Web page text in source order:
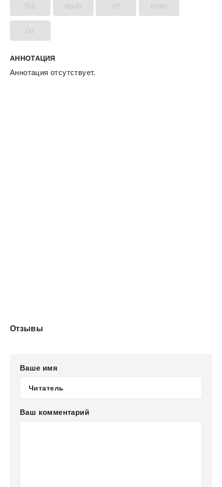
fb2 epub rtf mobi
txt
АННОТАЦИЯ
Аннотация отсутствует.
Отзывы
Ваше имя
Ваш комментарий